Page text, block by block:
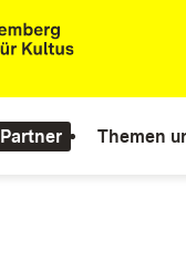
Partner Themen